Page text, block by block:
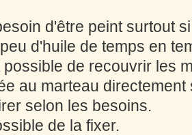
d'être peint surtout
d'huile de temps en
de recouvrir les
au marteau
selon les besoins.
de la fixer.